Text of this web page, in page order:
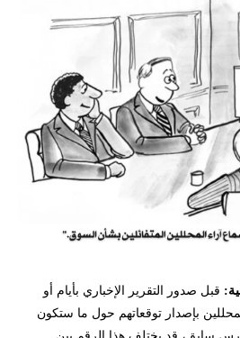
قبل صدور التقرير الإخباري بأيام أو
بإصدار توقعاتهم حول ما ستكون